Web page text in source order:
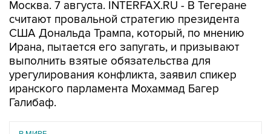
США Дональда Трампа, который, по мнению
Ирана, пытается его запугать, и призывают
выполнить взятые обязательства для
урегулирования конфликта, заявил спикер
иранского парламента Мохаммад Багер
Галибаф.
В МИРЕ